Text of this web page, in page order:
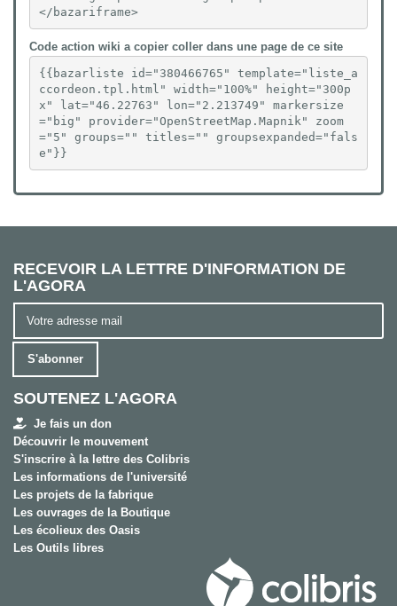
</bazariframe>
Code action wiki a copier coller dans une page de ce site
{{bazarliste id="380466765" template="liste_a
ccordeon.tpl.html" width="100%" height="300p
x" lat="46.22763" lon="2.213749" markersize
="big" provider="OpenStreetMap.Mapnik" zoom
="5" groups="" titles="" groupsexpanded="fals
e"}}
RECEVOIR LA LETTRE D'INFORMATION DE
L'AGORA
S'abonner
SOUTENEZ L'AGORA
Je fais un don
Découvrir le mouvement
S'inscrire à la lettre des Colibris
Les informations de l'université
Les projets de la fabrique
Les ouvrages de la Boutique
Les écolieux des Oasis
Les Outils libres